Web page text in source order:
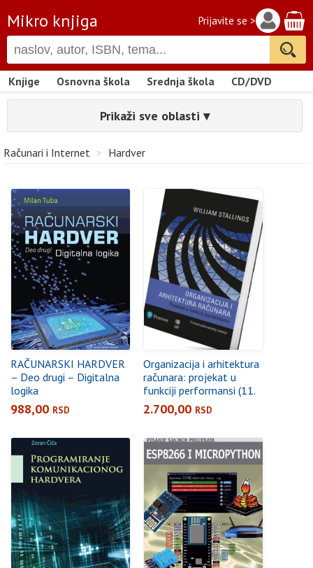
Mikro knjiga Prijavite se >
Knjige Osnovna škola Srednja škola CD/DVD
Prikaži sve oblasti ▾
Računari i Internet > Hardver
RAČUNARSKI HARDVER
– Deo drugi – Digitalna
logika
988,00 RSD
Organizacija i arhitektura
računara: projekat u
funkciji performansi (11.
izdanje)
2.700,00 RSD